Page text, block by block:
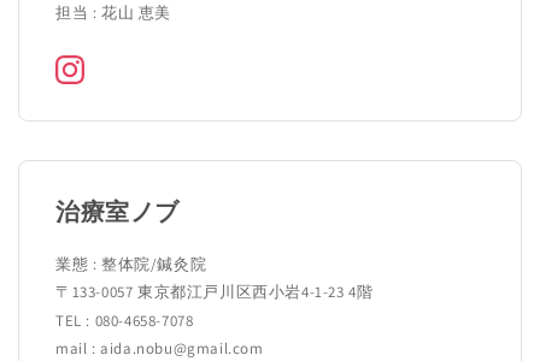
担当 : 花山 恵美
治療室ノブ
業態 : 整体院/鍼灸院
〒133-0057 東京都江戸川区西小岩4-1-23 4階
TEL : 080-4658-7078
mail : aida.nobu@gmail.com